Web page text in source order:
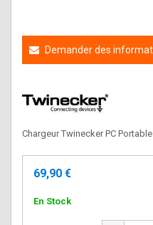
Demander des
Chargeur Twinecker PC
69,90 €
En Stock